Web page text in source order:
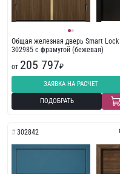
Общая железная дверь Smart Lock
302985 с фрамугой (бежевая)
от 205 797₽
ЗАЯВКА НА РАСЧЕТ
ПОДОБРАТЬ
302842